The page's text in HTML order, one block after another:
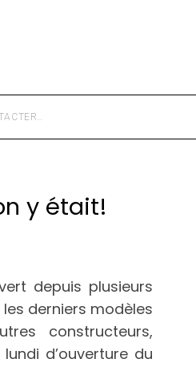
y était!
depuis plusieurs
derniers modèles
constructeurs,
d’ouverture du